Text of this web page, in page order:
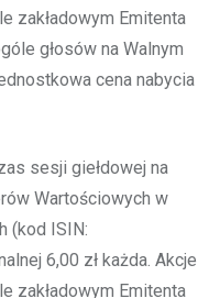
zakładowym Emitenta
głosów na Walnym
cena nabycia
sesji giełdowej na
Wartościowych w
(kod ISIN:
6,00 zł każda. Akcje
zakładowym Emitenta